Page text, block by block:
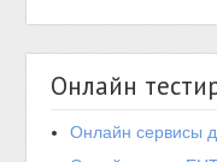
Онлайн
Онлайн сервисы